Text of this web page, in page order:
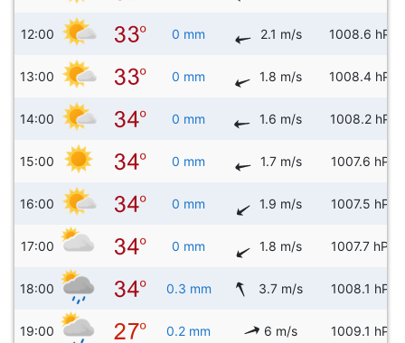
12:00 0 mm 2.1 m/s 1008.6 hPa
13:00 0 mm 1.8 m/s 1008.4 hPa
14:00 0 mm 1.6 m/s 1008.2 hPa
15:00 0 mm 1.7 m/s 1007.6 hPa
16:00 0 mm 1.9 m/s 1007.5 hPa
17:00 0 mm 1.8 m/s 1007.7 hPa
18:00 0.3 mm 3.7 m/s 1008.1 hPa
19:00 0.2 mm 6 m/s 1009.1 hPa